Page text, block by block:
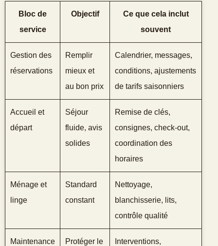
Bloc de
service
Objectif
Ce que cela inclut
souvent
Gestion des
réservations
Remplir
mieux et
au bon prix
Calendrier, messages,
conditions, ajustements
de tarifs saisonniers
Accueil et
départ
Séjour
fluide, avis
solides
Remise de clés,
consignes, check‑out,
coordination des
horaires
Ménage et
linge
Standard
constant
Nettoyage,
blanchisserie, lits,
contrôle qualité
Maintenance
Protéger le
Interventions,